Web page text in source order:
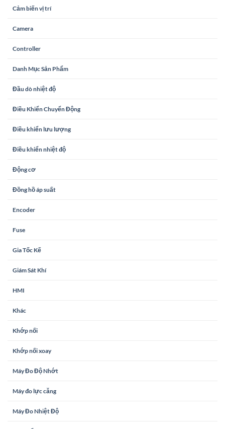
Cảm biến vị trí
Camera
Controller
Danh Mục Sản Phẩm
Đầu dò nhiệt độ
Điều Khiển Chuyển Động
Điều khiển lưu lượng
Điều khiển nhiệt độ
Động cơ
Đồng hồ áp suất
Encoder
Fuse
Gia Tốc Kế
Giám Sát Khí
HMI
Khác
Khớp nối
Khớp nối xoay
Máy Đo Độ Nhớt
Máy đo lực căng
Máy Đo Nhiệt Độ